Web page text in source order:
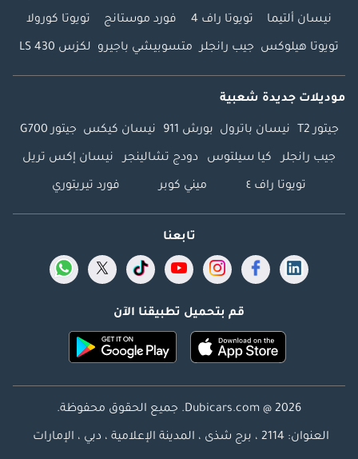
نيسان ألتيما تويوتا راف 4 فورد موستانج تويوتا كورولا
تويوتا هيلوكس جيب رانجلر متسوبيشي باجيرو لكزس LS 430
موديلات جديدة شعبية
جيتور T2 نيسان باترول بورش 911 نيسان كيكس جيتور G700
جيب رانجلر كيا سيلتوس دودج تشالينجر نيسان إكس تريل
تويوتا راف ٤ ميني كوبر فورد تيريتوري
تابعنا
قم بتحميل تطبيقنا الآن
Dubicars.com @ 2026. جميع الحقوق محفوظة.
العنوان: 2114 ، برج شذى ، المدينة الإعلامية ، دبي ، الإمارات